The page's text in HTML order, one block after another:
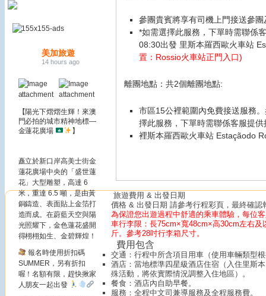
美加旅遊
14 hours ago
【陽光下熠熠生輝！來澳
門必拍的城市精神地標—
金蓮花廣場
】
矗立於新口岸高美士街金
蓮花廣場中央的「盛世蓮
花」大型雕塑，高達 6
米，重達 6.5 噸，是由黃
銅鑄造、表面貼上金箔打
造而成。在蔚藍天空與陽
光照耀下，金色蓮花盛開
得栩栩如生、金碧輝煌！
報名時使用折扣碼
SUMMER，另有折扣
喔！名額有限，趕快揪家
人朋友一起出發
參團貴賓將享有司機上門接送參
*如需選擇此服務，下單時需聯係
08:30出發 里斯本羅西歐火車站
置：Rossio火車站正門入口)
離團地點：共2個離團地點:
市區15公裡範圍內免費接送服務
擇此服務，下單時需聯係客服提
裡斯本羅西歐火車站 Estaçãodo
旅遊費用 & 出發日期
價格 & 出發日期 請參考行程彩頁，最終確
為保證您出遊過程中舒適的乘車體驗，每位
車行李限：長75cm×寬48cm×高30cm左右
斤。參考28吋行李箱尺寸。
費用包含
交通：行程中所含項目用車（使用車輛類型
酒店：當地標準四星級酒店住宿（入住里斯
殊活動，將依實際情況調整入住地區）。
餐食：酒店內自助早餐。
服務：全程中文司兼導服務及全程服務費。